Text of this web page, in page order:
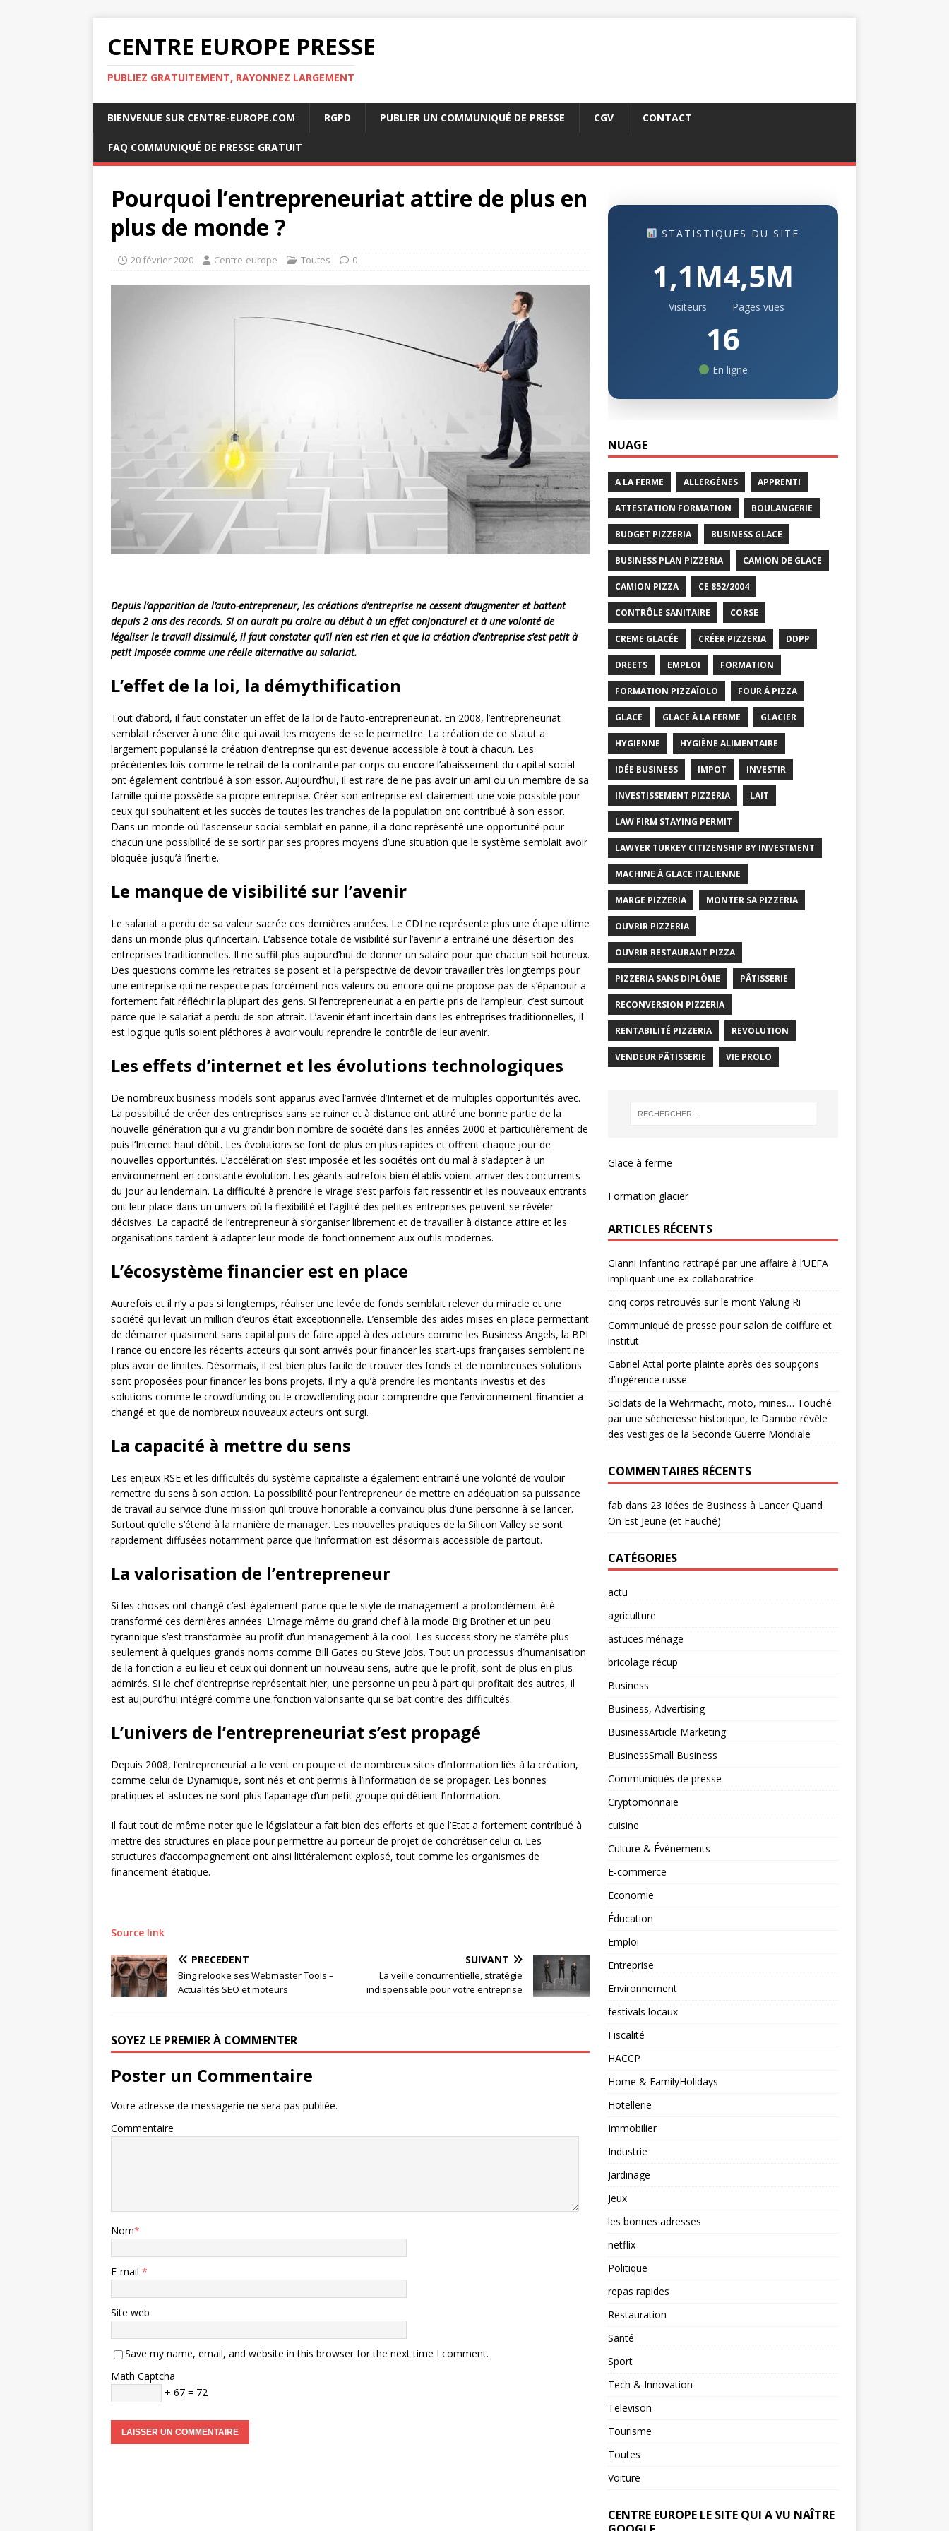
CENTRE EUROPE PRESSE
PUBLIEZ GRATUITEMENT, RAYONNEZ LARGEMENT
BIENVENUE SUR CENTRE-EUROPE.COM RGPD PUBLIER UN COMMUNIQUÉ DE PRESSE CGV CONTACT
FAQ COMMUNIQUÉ DE PRESSE GRATUIT
Pourquoi l’entrepreneuriat attire de plus en
plus de monde ?
20 février 2020 Centre-europe Toutes 0
Depuis l’apparition de l’auto-entrepreneur, les créations d’entreprise ne cessent d’augmenter et battent
depuis 2 ans des records. Si on aurait pu croire au début à un effet conjoncturel et à une volonté de
légaliser le travail dissimulé, il faut constater qu’il n’en est rien et que la création d’entreprise s’est petit à
petit imposée comme une réelle alternative au salariat.
L’effet de la loi, la démythification
Tout d’abord, il faut constater un effet de la loi de l’auto-entrepreneuriat. En 2008, l’entrepreneuriat
semblait réserver à une élite qui avait les moyens de se le permettre. La création de ce statut a
largement popularisé la création d’entreprise qui est devenue accessible à tout à chacun. Les
précédentes lois comme le retrait de la contrainte par corps ou encore l’abaissement du capital social
ont également contribué à son essor. Aujourd’hui, il est rare de ne pas avoir un ami ou un membre de sa
famille qui ne possède sa propre entreprise. Créer son entreprise est clairement une voie possible pour
ceux qui souhaitent et les succès de toutes les tranches de la population ont contribué à son essor.
Dans un monde où l’ascenseur social semblait en panne, il a donc représenté une opportunité pour
chacun une possibilité de se sortir par ses propres moyens d’une situation que le système semblait avoir
bloquée jusqu’à l’inertie.
Le manque de visibilité sur l’avenir
Le salariat a perdu de sa valeur sacrée ces dernières années. Le CDI ne représente plus une étape ultime
dans un monde plus qu’incertain. L’absence totale de visibilité sur l’avenir a entrainé une désertion des
entreprises traditionnelles. Il ne suffit plus aujourd’hui de donner un salaire pour que chacun soit heureux.
Des questions comme les retraites se posent et la perspective de devoir travailler très longtemps pour
une entreprise qui ne respecte pas forcément nos valeurs ou encore qui ne propose pas de s’épanouir a
fortement fait réfléchir la plupart des gens. Si l’entrepreneuriat a en partie pris de l’ampleur, c’est surtout
parce que le salariat a perdu de son attrait. L’avenir étant incertain dans les entreprises traditionnelles, il
est logique qu’ils soient pléthores à avoir voulu reprendre le contrôle de leur avenir.
Les effets d’internet et les évolutions technologiques
De nombreux business models sont apparus avec l’arrivée d’Internet et de multiples opportunités avec.
La possibilité de créer des entreprises sans se ruiner et à distance ont attiré une bonne partie de la
nouvelle génération qui a vu grandir bon nombre de société dans les années 2000 et particulièrement de
puis l’Internet haut débit. Les évolutions se font de plus en plus rapides et offrent chaque jour de
nouvelles opportunités. L’accélération s’est imposée et les sociétés ont du mal à s’adapter à un
environnement en constante évolution. Les géants autrefois bien établis voient arriver des concurrents
du jour au lendemain. La difficulté à prendre le virage s’est parfois fait ressentir et les nouveaux entrants
ont leur place dans un univers où la flexibilité et l’agilité des petites entreprises peuvent se révéler
décisives. La capacité de l’entrepreneur à s’organiser librement et de travailler à distance attire et les
organisations tardent à adapter leur mode de fonctionnement aux outils modernes.
L’écosystème financier est en place
Autrefois et il n’y a pas si longtemps, réaliser une levée de fonds semblait relever du miracle et une
société qui levait un million d’euros était exceptionnelle. L’ensemble des aides mises en place permettant
de démarrer quasiment sans capital puis de faire appel à des acteurs comme les Business Angels, la BPI
France ou encore les récents acteurs qui sont arrivés pour financer les start-ups françaises semblent ne
plus avoir de limites. Désormais, il est bien plus facile de trouver des fonds et de nombreuses solutions
sont proposées pour financer les bons projets. Il n’y a qu’à prendre les montants investis et des
solutions comme le crowdfunding ou le crowdlending pour comprendre que l’environnement financier a
changé et que de nombreux nouveaux acteurs ont surgi.
La capacité à mettre du sens
Les enjeux RSE et les difficultés du système capitaliste a également entrainé une volonté de vouloir
remettre du sens à son action. La possibilité pour l’entrepreneur de mettre en adéquation sa puissance
de travail au service d’une mission qu’il trouve honorable a convaincu plus d’une personne à se lancer.
Surtout qu’elle s’étend à la manière de manager. Les nouvelles pratiques de la Silicon Valley se sont
rapidement diffusées notamment parce que l’information est désormais accessible de partout.
La valorisation de l’entrepreneur
Si les choses ont changé c’est également parce que le style de management a profondément été
transformé ces dernières années. L’image même du grand chef à la mode Big Brother et un peu
tyrannique s’est transformée au profit d’un management à la cool. Les success story ne s’arrête plus
seulement à quelques grands noms comme Bill Gates ou Steve Jobs. Tout un processus d’humanisation
de la fonction a eu lieu et ceux qui donnent un nouveau sens, autre que le profit, sont de plus en plus
admirés. Si le chef d’entreprise représentait hier, une personne un peu à part qui profitait des autres, il
est aujourd’hui intégré comme une fonction valorisante qui se bat contre des difficultés.
L’univers de l’entrepreneuriat s’est propagé
Depuis 2008, l’entrepreneuriat a le vent en poupe et de nombreux sites d’information liés à la création,
comme celui de Dynamique, sont nés et ont permis à l’information de se propager. Les bonnes
pratiques et astuces ne sont plus l’apanage d’un petit groupe qui détient l’information.
Il faut tout de même noter que le législateur a fait bien des efforts et que l’Etat a fortement contribué à
mettre des structures en place pour permettre au porteur de projet de concrétiser celui-ci. Les
structures d’accompagnement ont ainsi littéralement explosé, tout comme les organismes de
financement étatique.
Source link
PRÉCÉDENT
Bing relooke ses Webmaster Tools –
Actualités SEO et moteurs
SUIVANT
La veille concurrentielle, stratégie
indispensable pour votre entreprise
SOYEZ LE PREMIER À COMMENTER
Poster un Commentaire
Votre adresse de messagerie ne sera pas publiée.
Commentaire
Nom*
E-mail *
Site web
Save my name, email, and website in this browser for the next time I comment.
Math Captcha
+ 67 = 72
STATISTIQUES DU SITE
1,1M
Visiteurs
4,5M
Pages vues
16
En ligne
NUAGE
A LA FERME ALLERGÈNES APPRENTI
ATTESTATION FORMATION BOULANGERIE
BUDGET PIZZERIA BUSINESS GLACE
BUSINESS PLAN PIZZERIA CAMION DE GLACE
CAMION PIZZA CE 852/2004
CONTRÔLE SANITAIRE CORSE
CREME GLACÉE CRÉER PIZZERIA DDPP
DREETS EMPLOI FORMATION
FORMATION PIZZAÏOLO FOUR À PIZZA
GLACE GLACE À LA FERME GLACIER
HYGIENNE HYGIÈNE ALIMENTAIRE
IDÉE BUSINESS IMPOT INVESTIR
INVESTISSEMENT PIZZERIA LAIT
LAW FIRM STAYING PERMIT
LAWYER TURKEY CITIZENSHIP BY INVESTMENT
MACHINE À GLACE ITALIENNE
MARGE PIZZERIA MONTER SA PIZZERIA
OUVRIR PIZZERIA
OUVRIR RESTAURANT PIZZA
PIZZERIA SANS DIPLÔME PÂTISSERIE
RECONVERSION PIZZERIA
RENTABILITÉ PIZZERIA REVOLUTION
VENDEUR PÂTISSERIE VIE PROLO
Glace à ferme
Formation glacier
ARTICLES RÉCENTS
Gianni Infantino rattrapé par une affaire à l’UEFA
impliquant une ex-collaboratrice
cinq corps retrouvés sur le mont Yalung Ri
Communiqué de presse pour salon de coiffure et
institut
Gabriel Attal porte plainte après des soupçons
d’ingérence russe
Soldats de la Wehrmacht, moto, mines… Touché
par une sécheresse historique, le Danube révèle
des vestiges de la Seconde Guerre Mondiale
COMMENTAIRES RÉCENTS
fab dans 23 Idées de Business à Lancer Quand
On Est Jeune (et Fauché)
CATÉGORIES
actu
agriculture
astuces ménage
bricolage récup
Business
Business, Advertising
BusinessArticle Marketing
BusinessSmall Business
Communiqués de presse
Cryptomonnaie
cuisine
Culture & Événements
E-commerce
Economie
Éducation
Emploi
Entreprise
Environnement
festivals locaux
Fiscalité
HACCP
Home & FamilyHolidays
Hotellerie
Immobilier
Industrie
Jardinage
Jeux
les bonnes adresses
netflix
Politique
repas rapides
Restauration
Santé
Sport
Tech & Innovation
Televison
Tourisme
Toutes
Voiture
CENTRE EUROPE LE SITE QUI A VU NAÎTRE